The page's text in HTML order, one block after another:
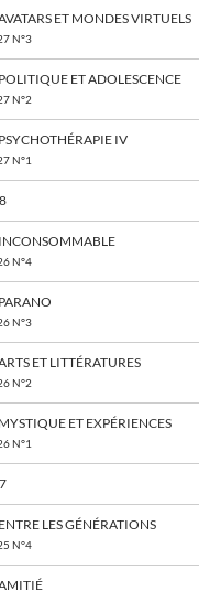
ET MONDES VIRTUELS
N°3
ET ADOLESCENCE
N°2
IV
N°1
N°4
N°3
ET LITTÉRATURES
N°2
ET EXPÉRIENCES
N°1
LES GÉNÉRATIONS
N°4